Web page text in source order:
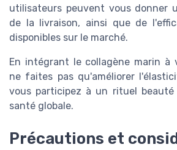
utilisateurs peuvent vous donner
de la livraison, ainsi que de
disponibles sur le marché.
En intégrant le collagène marin à
ne faites pas qu'améliorer
vous participez à un rituel
santé globale.
Précautions et